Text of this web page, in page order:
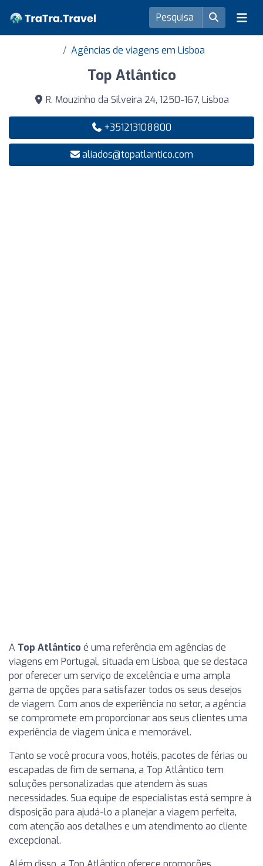
Agências de viagens em Lisboa
Top Atlântico
R. Mouzinho da Silveira 24, 1250-167, Lisboa
+351213108800
aliados@topatlantico.com
A Top Atlântico é uma referência em agências de
viagens em Portugal, situada em Lisboa, que se destaca
por oferecer um serviço de excelência e uma ampla
gama de opções para satisfazer todos os seus desejos
de viagem. Com anos de experiência no setor, a agência
se compromete em proporcionar aos seus clientes uma
experiência de viagem única e memorável.
Tanto se você procura voos, hotéis, pacotes de férias ou
escapadas de fim de semana, a Top Atlântico tem
soluções personalizadas que atendem às suas
necessidades. Sua equipe de especialistas está sempre à
disposição para ajudá-lo a planejar a viagem perfeita,
com atenção aos detalhes e um atendimento ao cliente
excepcional.